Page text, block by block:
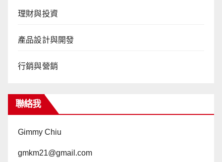
理財與投資
產品設計與開發
行銷與營銷
聯絡我
Gimmy Chiu
gmkm21@gmail.com